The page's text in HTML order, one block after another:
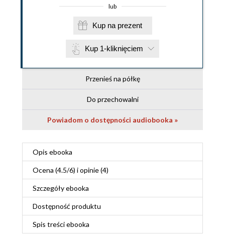
lub
Kup na prezent
Kup 1-kliknięciem
Przenieś na półkę
Do przechowalni
Powiadom o dostępności audiobooka »
Opis ebooka
Ocena (4.5/6) i opinie (4)
Szczegółyebooka
Dostępność produktu
Spis treściebooka